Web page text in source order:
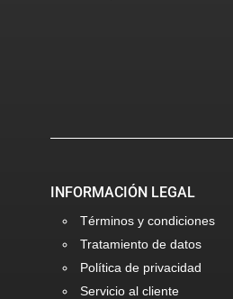
INFORMACIÓN LEGAL
Términos y condiciones
Tratamiento de datos
Política de privacidad
Servicio al cliente